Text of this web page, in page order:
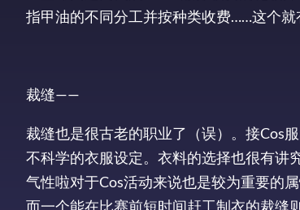
指甲油的不同分工并按种类收费……这个就
裁缝——
裁缝也是很古老的职业了（误）。接Cos
不科学的衣服设定。衣料的选择也很有讲
气性啦对于Cos活动来说也是较为重要的
而一个能在比赛前短时间赶工制衣的裁缝